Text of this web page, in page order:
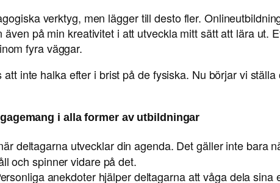
verktyg, men lägger till desto fler.
på min kreativitet i att utveckla mitt sätt att lära ut.
fyra väggar.
inte halka efter i brist på de fysiska. Nu börjar vi
i alla former av utbildningar
deltagarna utvecklar din agenda. Det gäller inte bara
och spinner vidare på det.
anekdoter hjälper deltagarna att våga dela